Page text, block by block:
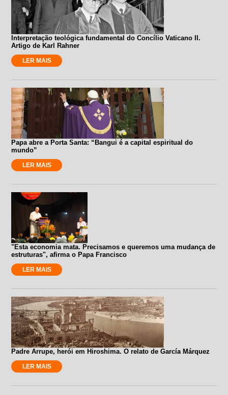
Interpretação teológica fundamental do Concílio Vaticano II.
Artigo de Karl Rahner
LER MAIS
Papa abre a Porta Santa: “Bangui é a capital espiritual do
mundo”
LER MAIS
"Esta economia mata. Precisamos e queremos uma mudança de
estruturas", afirma o Papa Francisco
LER MAIS
Padre Arrupe, herói em Hiroshima. O relato de García Márquez
LER MAIS